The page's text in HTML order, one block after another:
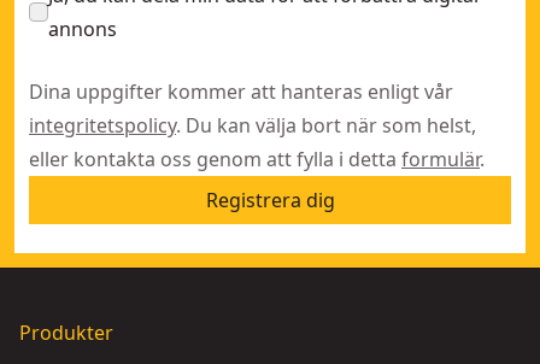
annons
Dina uppgifter kommer att hanteras enligt vår
integritetspolicy. Du kan välja bort när som helst,
eller kontakta oss genom att fylla i detta formulär.
Registrera dig
Produkter